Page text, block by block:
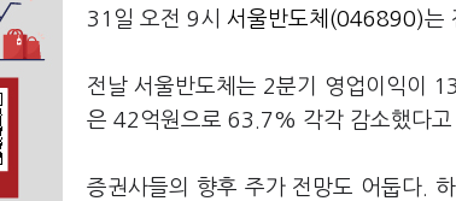
31일 오전 9시 서울반도체(046890)는
전날 서울반도체는 2분기 영업이익이
은 42억원으로 63.7% 각각 감소했다고
증권사들의 향후 주가 전망도 어둡다.